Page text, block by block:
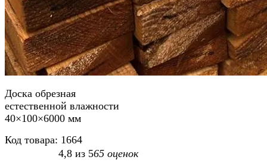
Доска обрезная
естественной влажности
40×100×6000 мм
Код товара: 1664
4,8 из 565 оценок